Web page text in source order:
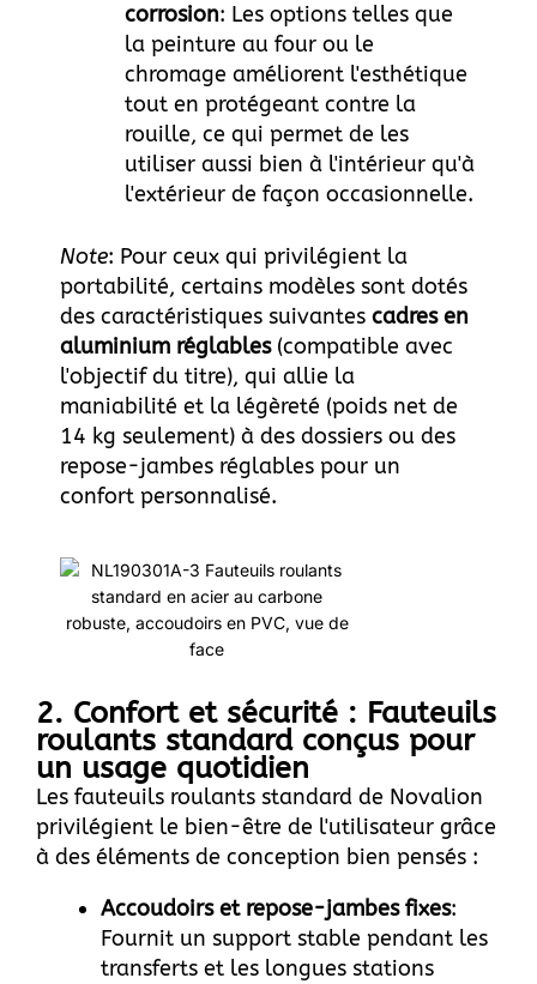
corrosion: Les options telles que
la peinture au four ou le
chromage améliorent l'esthétique
tout en protégeant contre la
rouille, ce qui permet de les
utiliser aussi bien à l'intérieur qu'à
l'extérieur de façon occasionnelle.
Note: Pour ceux qui privilégient la
portabilité, certains modèles sont dotés
des caractéristiques suivantes cadres en
aluminium réglables(compatible avec
l'objectif du titre), qui allie la
maniabilité et la légèreté (poids net de
14 kg seulement) à des dossiers ou des
repose-jambes réglables pour un
confort personnalisé.
2. Confort et sécurité : Fauteuils
roulants standard conçus pour
un usage quotidien
Les fauteuils roulants standard de Novalion
privilégient le bien-être de l'utilisateur grâce
à des éléments de conception bien pensés :
Accoudoirs et repose-jambes fixes:
Fournit un support stable pendant les
transferts et les longues stations